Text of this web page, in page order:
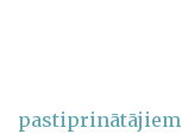
pastiprinātājiem